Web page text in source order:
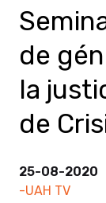
de
la
de
25-08-2020
-UAH TV